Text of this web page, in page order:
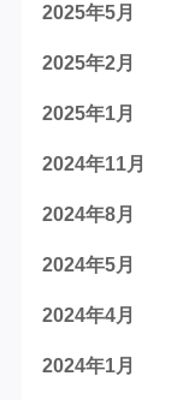
2025年5月
2025年2月
2025年1月
2024年11月
2024年8月
2024年5月
2024年4月
2024年1月